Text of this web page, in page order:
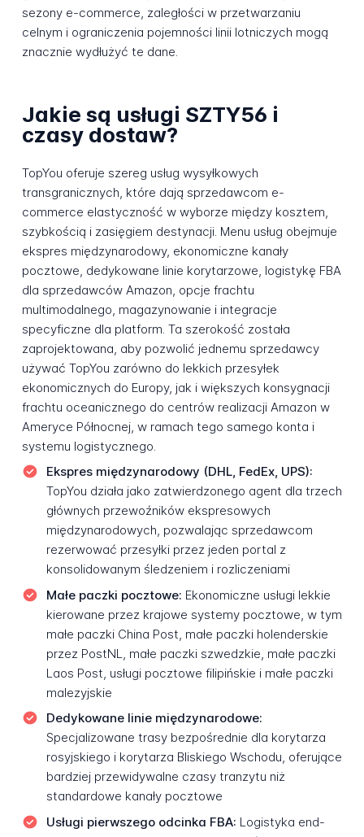
sezony e-commerce, zaległości w przetwarzaniu
celnym i ograniczenia pojemności linii lotniczych mogą
znacznie wydłużyć te dane.
Jakie są usługi SZTY56 i
czasy dostaw?
TopYou oferuje szereg usług wysyłkowych
transgranicznych, które dają sprzedawcom e-
commerce elastyczność w wyborze między kosztem,
szybkością i zasięgiem destynacji. Menu usług obejmuje
ekspres międzynarodowy, ekonomiczne kanały
pocztowe, dedykowane linie korytarzowe, logistykę FBA
dla sprzedawców Amazon, opcje frachtu
multimodalnego, magazynowanie i integracje
specyficzne dla platform. Ta szerokość została
zaprojektowana, aby pozwolić jednemu sprzedawcy
używać TopYou zarówno do lekkich przesyłek
ekonomicznych do Europy, jak i większych konsygnacji
frachtu oceanicznego do centrów realizacji Amazon w
Ameryce Północnej, w ramach tego samego konta i
systemu logistycznego.
Ekspres międzynarodowy (DHL, FedEx, UPS):
TopYou działa jako zatwierdzonego agent dla trzech
głównych przewoźników ekspresowych
międzynarodowych, pozwalając sprzedawcom
rezerwować przesyłki przez jeden portal z
konsolidowanym śledzeniem i rozliczeniami
Małe paczki pocztowe: Ekonomiczne usługi lekkie
kierowane przez krajowe systemy pocztowe, w tym
małe paczki China Post, małe paczki holenderskie
przez PostNL, małe paczki szwedzkie, małe paczki
Laos Post, usługi pocztowe filipińskie i małe paczki
malezyjskie
Dedykowane linie międzynarodowe:
Specjalizowane trasy bezpośrednie dla korytarza
rosyjskiego i korytarza Bliskiego Wschodu, oferujące
bardziej przewidywalne czasy tranzytu niż
standardowe kanały pocztowe
Usługi pierwszego odcinka FBA: Logistyka end-